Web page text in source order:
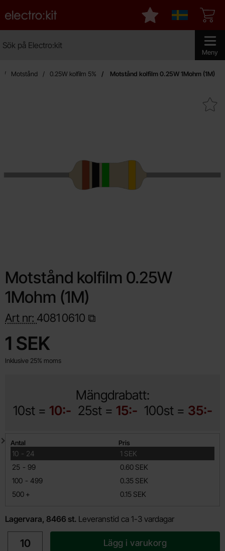
Meny
Startsidan för Electro:kit
Sverige
Mina favoriter
Motstånd 0.25W kolfilm 5% Motstånd kolfilm 0.25W 1Mohm (1M)
Makera motstånd kolfilm
Motstånd kolfilm 0.25W
1Mohm (1M)
Art nr: 40810610
pris
1 SEK
Inklusive 25% moms
Mängdrabatt:
10st = 10:- 25st = 15:- 100st = 35:-
Mängdrabatt
Antal Pris
10 -
till 24
1 SEK
25 -
till 99
0.60 SEK
100 -
till 499
0.35 SEK
500 +
till 0.15 SEK
Lagervara, 8466 st. Leveranstid ca 1-3 vardagar
Lägg i varukorg